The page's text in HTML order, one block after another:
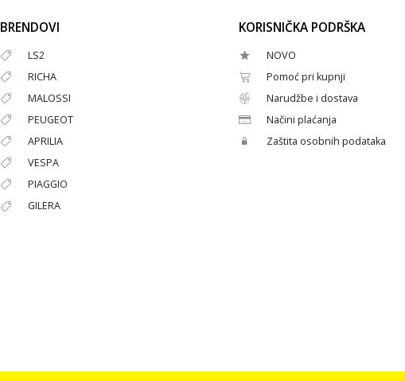
BRENDOVI
LS2
RICHA
MALOSSI
PEUGEOT
APRILIA
VESPA
PIAGGIO
GILERA
KORISNIČKA PODRŠKA
NOVO
Pomoć pri kupnji
Narudžbe i dostava
Načini plaćanja
Zaštita osobnih podataka